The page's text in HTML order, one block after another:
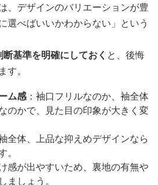
、デザインのバリエーションが豊
選べばいいかわからない」という
基準を明確にしておく と、後悔
。
ム感：袖口フリルなのか、袖全体
のかで、見た目の印象が大きく変
全体、上品な抑えめデザインなら
感が出やすいため、裏地の有無や
ましょう。